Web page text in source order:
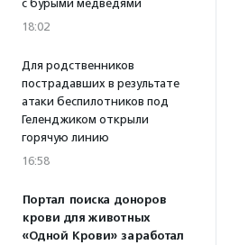
с бурыми медведями
18:02
Для родственников
пострадавших в результате
атаки беспилотников под
Геленджиком открыли
горячую линию
16:58
Портал поиска доноров
крови для животных
«Одной Крови» заработал